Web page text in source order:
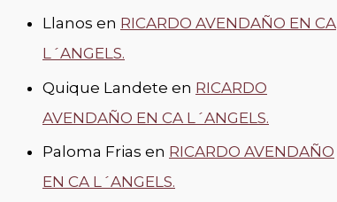
Llanos en RICARDO AVENDAÑO EN CA
L´ANGELS.
Quique Landete en RICARDO
AVENDAÑO EN CA L´ANGELS.
Paloma Frias en RICARDO AVENDAÑO
EN CA L´ANGELS.